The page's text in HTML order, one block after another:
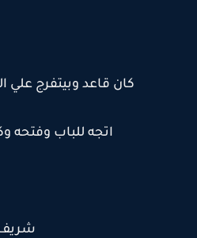
كان قاعد وبيتفرج علي
اتجه للباب وفتحه
شريف